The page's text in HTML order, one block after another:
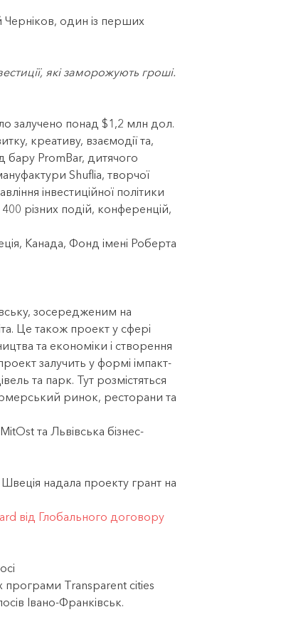
Черніков, один із перших
які заморожують гроші.
залучено понад $1,2 млн дол.
креативу, взаємодії та,
бару PromBar, дитячого
Shuflia, творчої
інвестиційної політики
різних подій, конференцій,
Канада, Фонд імені Роберта
зосередженим на
Це також проект у сфері
та економіки і створення
залучить у формі імпакт-
та парк. Тут розмістяться
ринок, ресторани та
та Львівська бізнес-
Швеція надала проекту грант на
від Глобального договору
програми Transparent cities
Івано-Франківськ.